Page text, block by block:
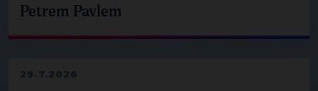
Petrem Pavlem
29.7.2026